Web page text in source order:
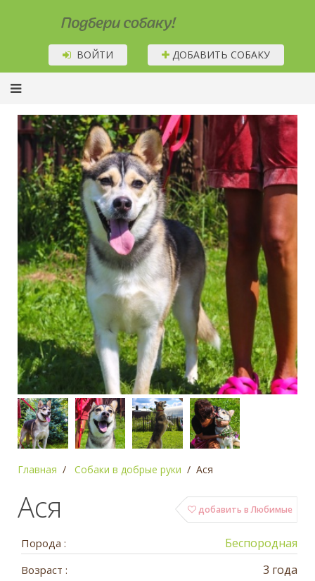
Подбери собаку!
ВОЙТИ ДОБАВИТЬ СОБАКУ
Главная Собаки в добрые руки Ася
добавить в Любимые
Ася
Порода : Беспородная
Возраст : 3 года